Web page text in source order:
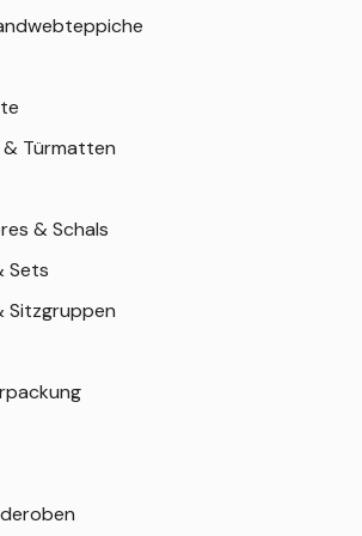
Türmatten
& Schals
Sets
Sitzgruppen